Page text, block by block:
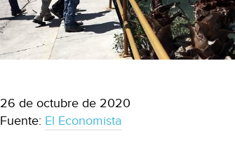
26 de octubre de 2020
Fuente: El Economista